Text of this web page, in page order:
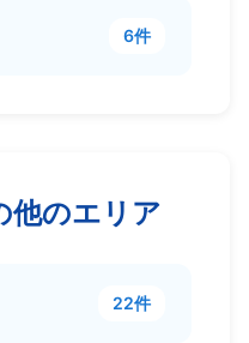
6件
他のエリア
22件